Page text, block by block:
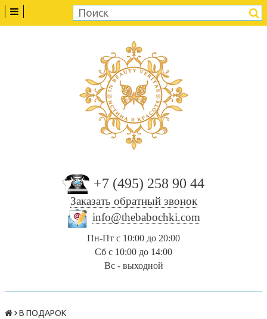
+7 (495) 258 90 44
Заказать обратный звонок
info@thebabochki.com
Пн-Пт с 10:00 до 20:00
Сб с 10:00 до 14:00
Вс - выходной
В ПОДАРОК